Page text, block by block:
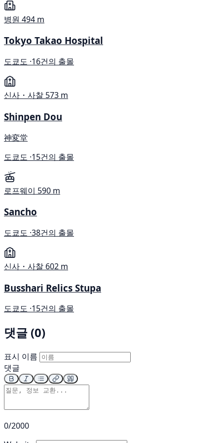
병원 494 m
Tokyo Takao Hospital
도쿄도 ·16건의 출몰
신사・사찰 573 m
Shinpen Dou
神変堂
도쿄도 ·15건의 출몰
로프웨이 590 m
Sancho
도쿄도 ·38건의 출몰
신사・사찰 602 m
Busshari Relics Stupa
도쿄도 ·15건의 출몰
댓글 (0)
표시 이름
댓글
0/2000